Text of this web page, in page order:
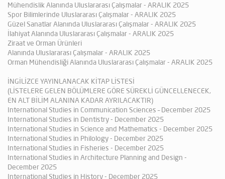
Mühendislik Alanında Uluslararası Çalışmalar - ARALIK 2025
Spor Bilimlerinde Uluslararası Çalışmalar - ARALIK 2025
Güzel Sanatlar Alanında Uluslararası Çalışmalar - ARALIK 2025
İlahiyat Alanında Uluslararası Çalışmalar - ARALIK 2025
Ziraat ve Orman Ürünleri
Alanında Uluslararası Çalışmalar - ARALIK 2025
Orman Mühendisliği Alanında Uluslararası Çalışmalar - ARALIK 2025
İNGİLİZCE YAYINLANACAK KİTAP LİSTESİ
(LİSTELERE GELEN BÖLÜMLERE GÖRE SÜREKLİ GÜNCELLENECEK,
EN ALT BİLİM ALANINA KADAR AYRILACAKTIR)
International Studies in Communication Sciences – December 2025
International Studies in Dentistry - December 2025
International Studies in Science and Mathematics - December 2025
International Studies in Philology - December 2025
International Studies in Fisheries - December 2025
International Studies in Architecture Planning and Design -
December 2025
International Studies in History - December 2025